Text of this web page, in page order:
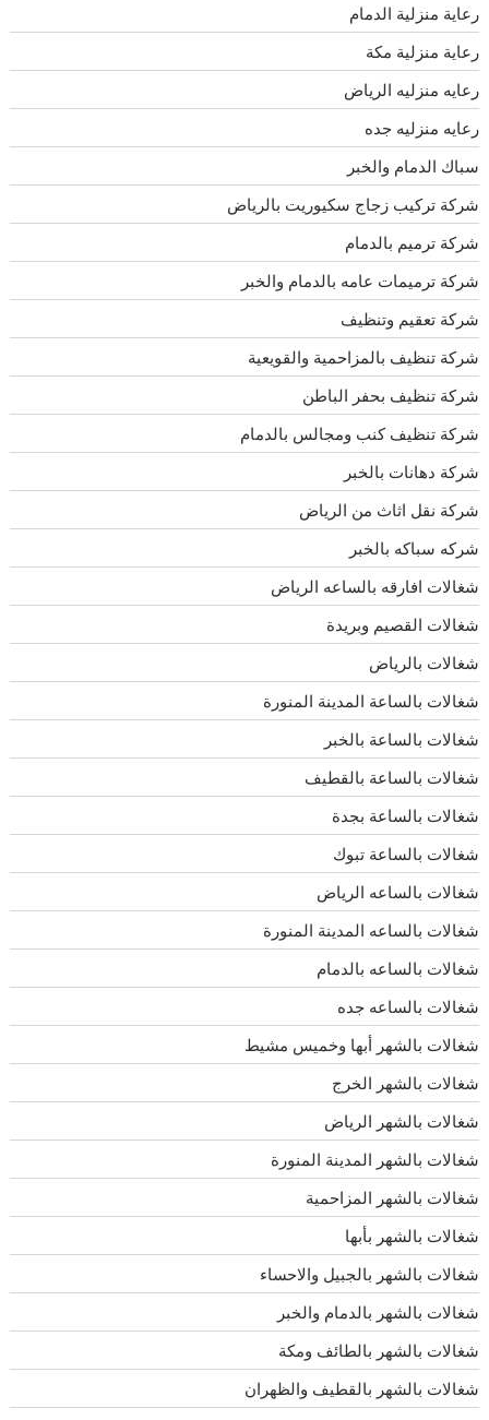
رعاية منزلية الدمام
رعاية منزلية مكة
رعايه منزليه الرياض
رعايه منزليه جده
سباك الدمام والخبر
شركة تركيب زجاج سكيوريت بالرياض
شركة ترميم بالدمام
شركة ترميمات عامه بالدمام والخبر
شركة تعقيم وتنظيف
شركة تنظيف بالمزاحمية والقويعية
شركة تنظيف بحفر الباطن
شركة تنظيف كنب ومجالس بالدمام
شركة دهانات بالخبر
شركة نقل اثاث من الرياض
شركه سباكه بالخبر
شغالات افارقه بالساعه الرياض
شغالات القصيم وبريدة
شغالات بالرياض
شغالات بالساعة المدينة المنورة
شغالات بالساعة بالخبر
شغالات بالساعة بالقطيف
شغالات بالساعة بجدة
شغالات بالساعة تبوك
شغالات بالساعه الرياض
شغالات بالساعه المدينة المنورة
شغالات بالساعه بالدمام
شغالات بالساعه جده
شغالات بالشهر أبها وخميس مشيط
شغالات بالشهر الخرج
شغالات بالشهر الرياض
شغالات بالشهر المدينة المنورة
شغالات بالشهر المزاحمية
شغالات بالشهر بأبها
شغالات بالشهر بالجبيل والاحساء
شغالات بالشهر بالدمام والخبر
شغالات بالشهر بالطائف ومكة
شغالات بالشهر بالقطيف والظهران